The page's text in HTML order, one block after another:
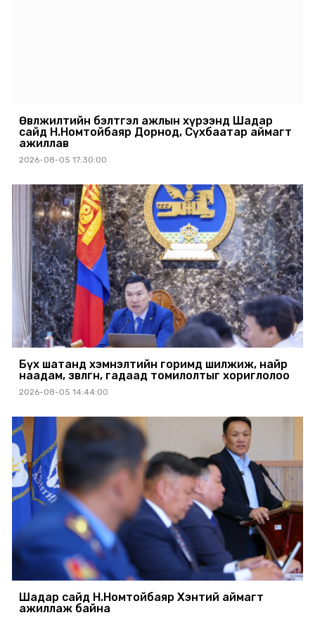
Өвөлжилтийн бэлтгэл ажлын хүрээнд Шадар
сайд Н.Номтойбаяр Дорнод, Сүхбаатар аймагт
ажиллав
2026-08-05 17:30:00
Бүх шатанд хэмнэлтийн горимд шилжиж, найр
наадам, зөвлөгөөн, гадаад томилолтыг хориглолоо
2026-08-05 14:44:00
Шадар сайд Н.Номтойбаяр Хэнтий аймагт
ажиллаж байна